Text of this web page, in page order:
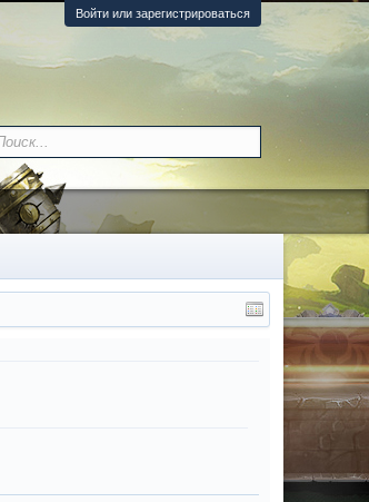
Войти или зарегистрироваться